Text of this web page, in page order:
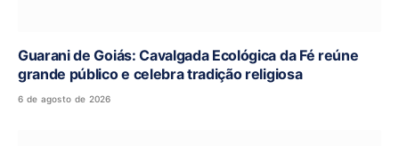
Guarani de Goiás: Cavalgada Ecológica da Fé reúne
grande público e celebra tradição religiosa
6 de agosto de 2026